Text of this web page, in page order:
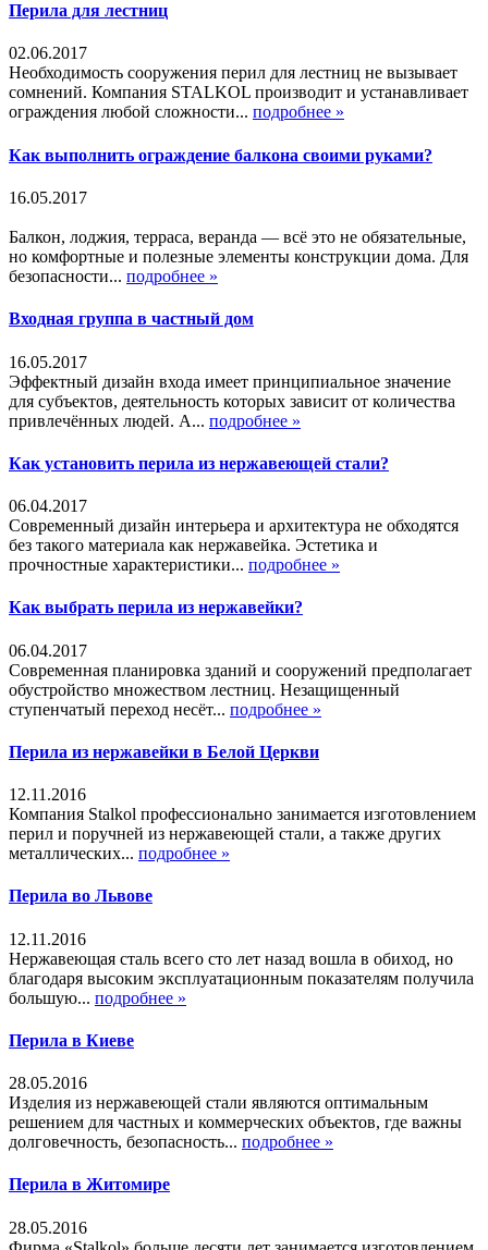
Перила для лестниц
02.06.2017
Необходимость сооружения перил для лестниц не вызывает
сомнений. Компания STALKOL производит и устанавливает
ограждения любой сложности... подробнее »
Как выполнить ограждение балкона своими руками?
16.05.2017
Балкон, лоджия, терраса, веранда — всё это не обязательные,
но комфортные и полезные элементы конструкции дома. Для
безопасности... подробнее »
Входная группа в частный дом
16.05.2017
Эффектный дизайн входа имеет принципиальное значение
для субъектов, деятельность которых зависит от количества
привлечённых людей. А... подробнее »
Как установить перила из нержавеющей стали?
06.04.2017
Современный дизайн интерьера и архитектура не обходятся
без такого материала как нержавейка. Эстетика и
прочностные характеристики... подробнее »
Как выбрать перила из нержавейки?
06.04.2017
Современная планировка зданий и сооружений предполагает
обустройство множеством лестниц. Незащищенный
ступенчатый переход несёт... подробнее »
Перила из нержавейки в Белой Церкви
12.11.2016
Компания Stalkol профессионально занимается изготовлением
перил и поручней из нержавеющей стали, а также других
металлических... подробнее »
Перила во Львове
12.11.2016
Нержавеющая сталь всего сто лет назад вошла в обиход, но
благодаря высоким эксплуатационным показателям получила
большую... подробнее »
Перила в Киеве
28.05.2016
Изделия из нержавеющей стали являются оптимальным
решением для частных и коммерческих объектов, где важны
долговечность, безопасность... подробнее »
Перила в Житомире
28.05.2016